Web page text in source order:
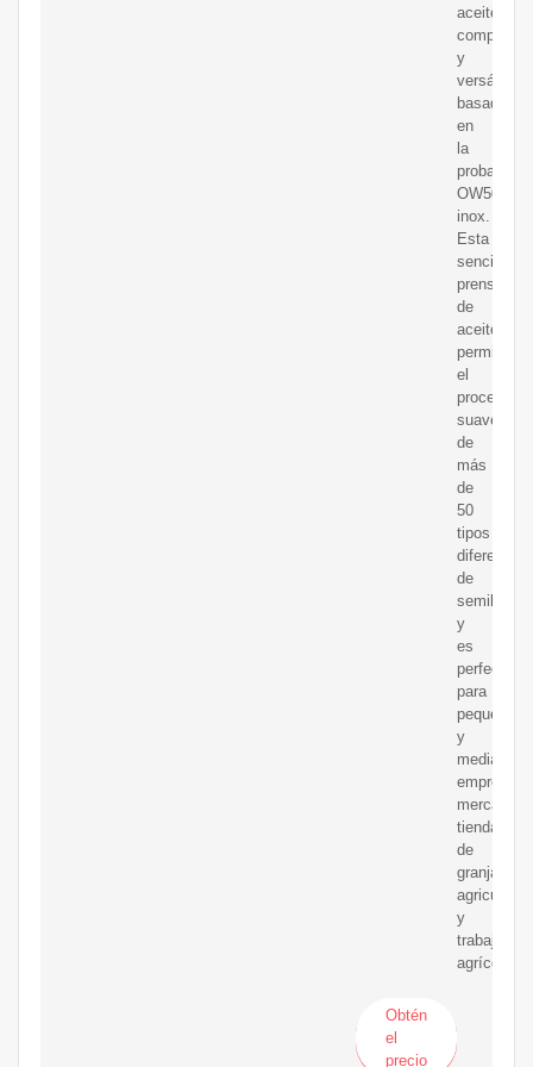
aceite
compacta
y
versátil,
basada
en
la
probada
OW500s-
inox.
Esta
sencilla
prensa
de
aceite
permite
el
suave
de
más
de
50
tipos
diferentes
de
semillas
y
es
perfecta
para
pequeñas
y
medianas
empresas,
mercados,
tiendas
de
granja,
y
agrícolas.
Obtén
el
precio